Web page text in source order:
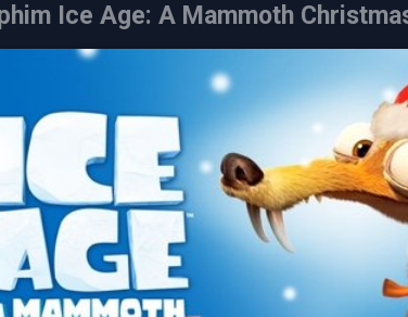
Ice Age: A Mammoth